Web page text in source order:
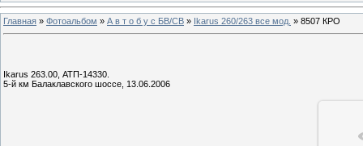
Главная » Фотоальбом » А в т о б у с БВ/СВ » Ikarus 260/263 все мод. » 8507 КРО
Ikarus 263.00, АТП-14330.
5-й км Балаклавского шоссе, 13.06.2006